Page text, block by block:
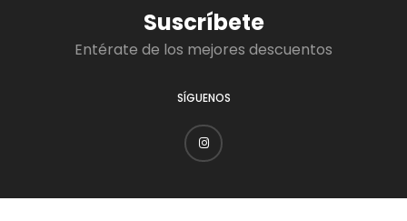
Suscríbete
Entérate de los mejores descuentos
SÍGUENOS